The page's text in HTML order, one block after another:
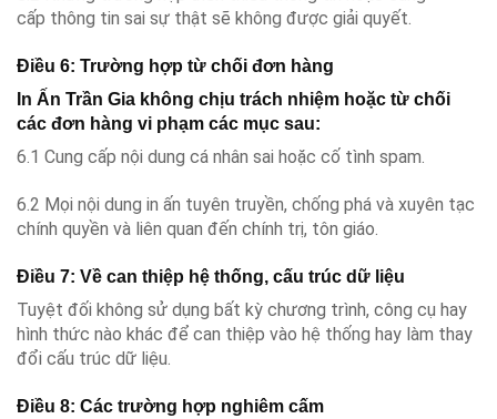
cấp thông tin sai sự thật sẽ không được giải quyết.
Điều 6: Trường hợp từ chối đơn hàng
In Ấn Trần Gia không chịu trách nhiệm hoặc từ chối
các đơn hàng vi phạm các mục sau:
6.1 Cung cấp nội dung cá nhân sai hoặc cố tình spam.
6.2 Mọi nội dung in ấn tuyên truyền, chống phá và xuyên tạc
chính quyền và liên quan đến chính trị, tôn giáo.
Điều 7: Về can thiệp hệ thống, cấu trúc dữ liệu
Tuyệt đối không sử dụng bất kỳ chương trình, công cụ hay
hình thức nào khác để can thiệp vào hệ thống hay làm thay
đổi cấu trúc dữ liệu.
Điều 8: Các trường hợp nghiêm cấm